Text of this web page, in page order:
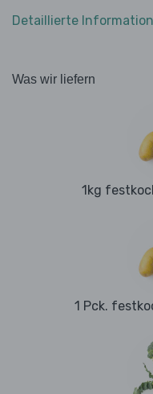
Detaillierte
Was wir liefern
1kg
1 Pck.